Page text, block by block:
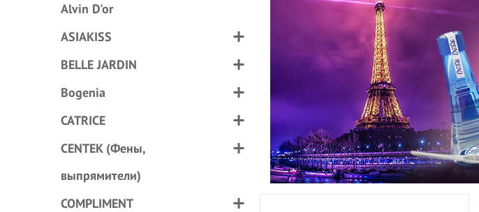
Alvin D'or
ASIAKISS
BELLE JARDIN
Bogenia
CATRICE
CENTEK (Фены,
выпрямители)
COMPLIMENT